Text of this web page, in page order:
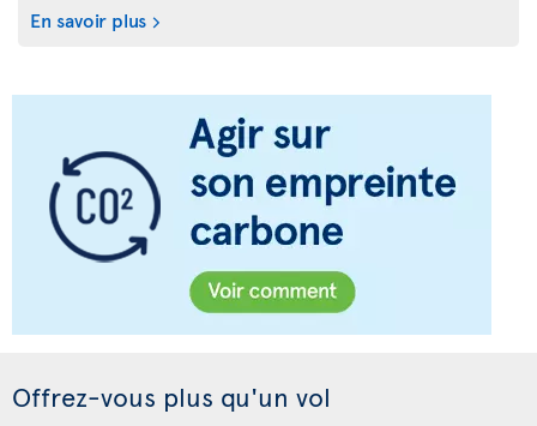
En savoir plus
Offrez-vous plus qu'un vol